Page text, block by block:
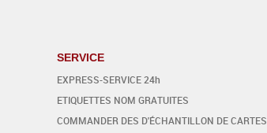
SERVICE
EXPRESS-SERVICE 24h
ETIQUETTES NOM GRATUITES
COMMANDER DES D'ÉCHANTILLON DE CARTES